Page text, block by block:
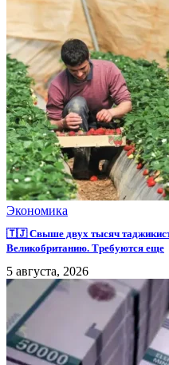
Экономика
🇹🇯 Свыше двух тысяч
Великобританию. Требуются еще
5 августа, 2026